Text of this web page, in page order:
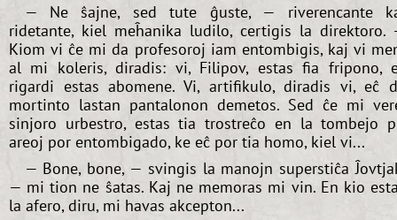
— Ne ŝajne, sed tute ĝuste, — riverencante
ridetante, kiel meĥanika ludilo, certigis la direktoro.
Kiom vi ĉe mi da profesoroj iam entombigis, kaj vi
al mi koleris, diradis: vi, Filipov, estas fia fripono,
rigardi estas abomene. Vi, artifikulo, diradis vi, eĉ
mortinto lastan pantalonon demetos. Sed ĉe mi
sinjoro urbestro, estas tia trostreĉo en la tombejo
areoj por entombigado, ke eĉ por tia homo, kiel vi...
— Bone, bone, — svingis la manojn superstiĉa
— mi tion ne ŝatas. Kaj ne memoras mi vin. En kio
la afero, diru, mi havas akcepton...